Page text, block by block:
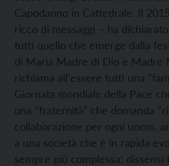
Capodanno in Cattedrale. Il
ricco di messaggi – ha
tutti quello che emerge dalla
di Maria Madre di Dio e Madre
richiama all'essere tutti una
Giornata mondiale della Pace
una “fraternità” che domanda
collaborazione per ogni uomo,
a una società che è in rapida
sempre più complessa: dissensi